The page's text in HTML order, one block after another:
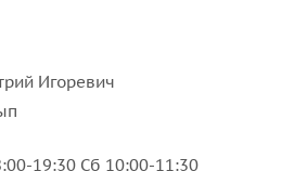
Игоревич
19:30 Сб 10:00-11:30